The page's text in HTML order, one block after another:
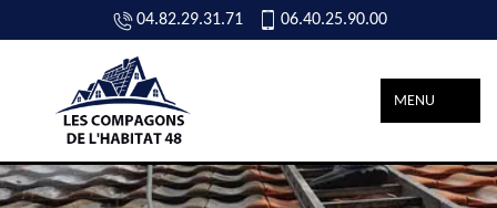
04.82.29.31.71 06.40.25.90.00
MENU